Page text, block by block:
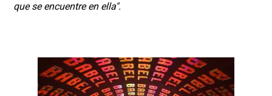
que se encuentre en ella".